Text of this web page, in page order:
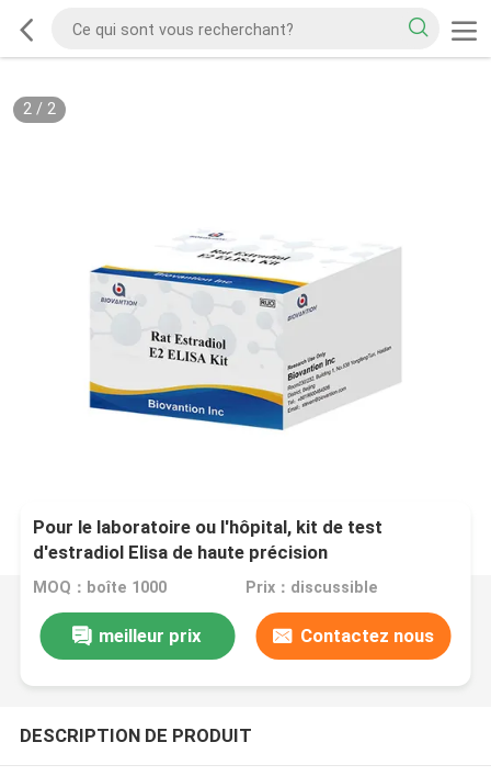
2/ 2
Pour le laboratoire ou l'hôpital, kit de test
d'estradiol Elisa de haute précision
MOQ：boîte 1000 Prix：discussible
meilleur prix Contactez nous
DESCRIPTION DE PRODUIT